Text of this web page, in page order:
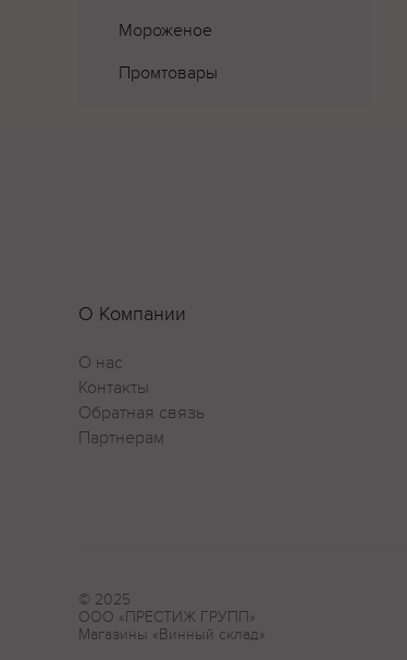
Мороженое
Промтовары
О Компании
О нас
Контакты
Обратная связь
Партнерам
© 2025
ООО «ПРЕСТИЖ ГРУПП»
Магазины «Винный склад»